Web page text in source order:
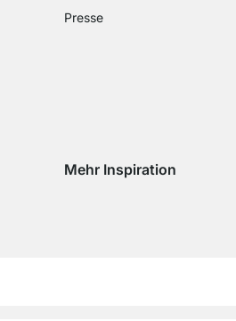
Presse
Mehr Inspiration